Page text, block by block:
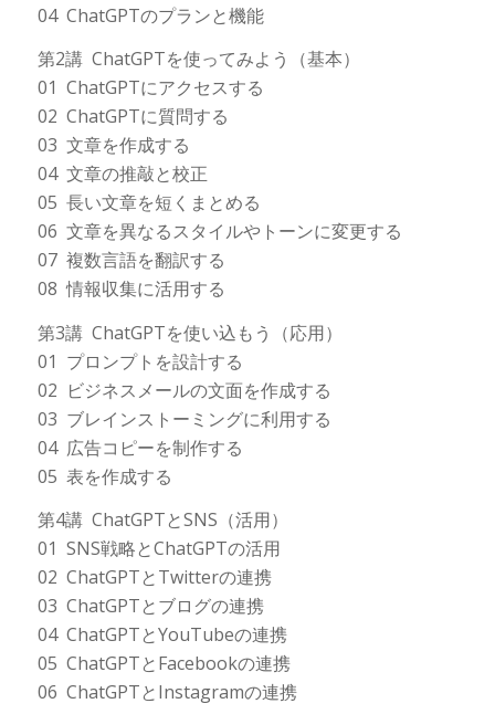
04 ChatGPTのプランと機能
第2講 ChatGPTを使ってみよう（基本）
01 ChatGPTにアクセスする
02 ChatGPTに質問する
03 文章を作成する
04 文章の推敲と校正
05 長い文章を短くまとめる
06 文章を異なるスタイルやトーンに変更する
07 複数言語を翻訳する
08 情報収集に活用する
第3講 ChatGPTを使い込もう（応用）
01 プロンプトを設計する
02 ビジネスメールの文面を作成する
03 ブレインストーミングに利用する
04 広告コピーを制作する
05 表を作成する
第4講 ChatGPTとSNS（活用）
01 SNS戦略とChatGPTの活用
02 ChatGPTとTwitterの連携
03 ChatGPTとブログの連携
04 ChatGPTとYouTubeの連携
05 ChatGPTとFacebookの連携
06 ChatGPTとInstagramの連携